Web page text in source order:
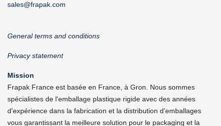
sales@frapak.com
General terms and conditions
Privacy statement
Mission
Frapak France est basée en France, à Gron. Nous sommes
spécialistes de l'emballage plastique rigide avec des années
d'expérience dans la fabrication et la distribution d’emballages
vous garantissant la meilleure solution pour le packaging et la